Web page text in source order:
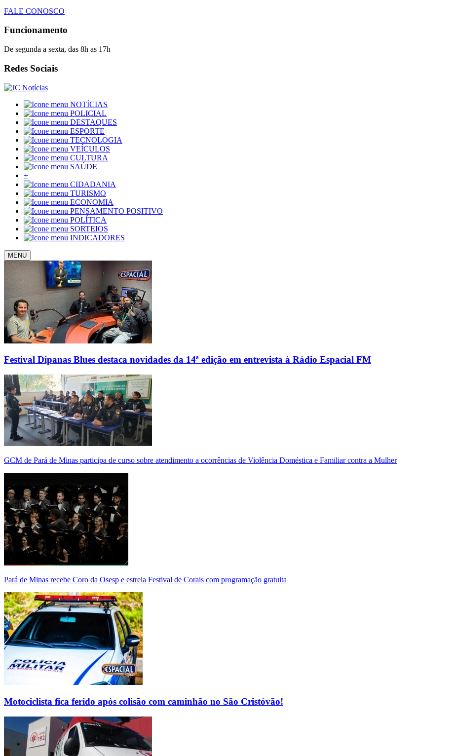
FALE CONOSCO
Funcionamento
De segunda a sexta, das 8h as 17h
Redes Sociais
NOTÍCIAS
POLICIAL
DESTAQUES
ESPORTE
TECNOLOGIA
VEÍCULOS
CULTURA
SAÚDE
+
CIDADANIA
TURISMO
ECONOMIA
PENSAMENTO POSITIVO
POLÍTICA
SORTEIOS
INDICADORES
MENU
Festival Dipanas Blues destaca novidades da 14ª edição em entrevista à Rádio Espacial FM
GCM de Pará de Minas participa de curso sobre atendimento a ocorrências de Violência Doméstica e Familiar contra a Mulher
Pará de Minas recebe Coro da Osesp e estreia Festival de Corais com programação gratuita
Motociclista fica ferido após colisão com caminhão no São Cristóvão!